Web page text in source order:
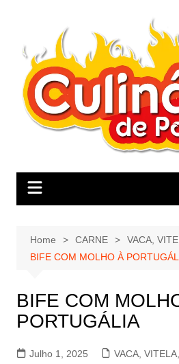
Home CARNE
VACA,
BIFE COM MOLHO À
BIFE COM
PORTUGÁLIA
Julho 1, 2025 VACA,